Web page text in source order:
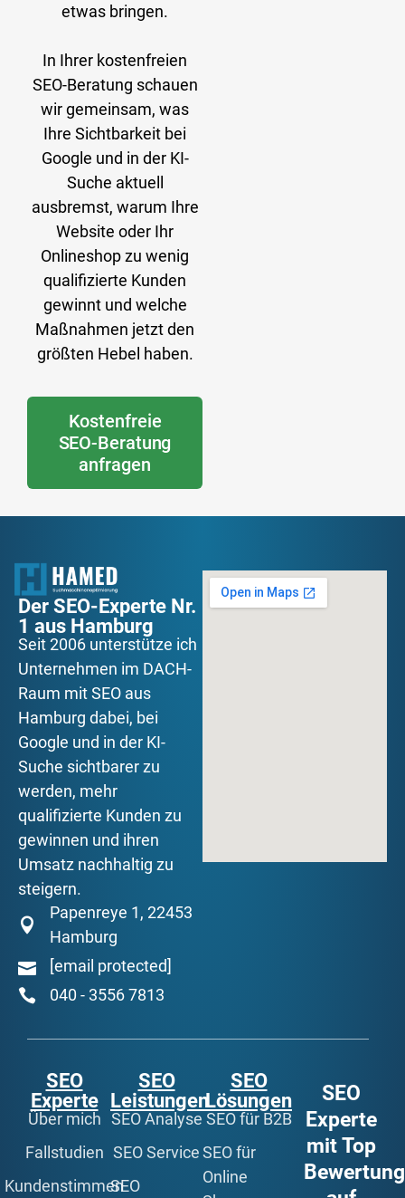
etwas bringen.
In Ihrer kostenfreien
SEO-Beratung schauen
wir gemeinsam, was
Ihre Sichtbarkeit bei
Google und in der KI-
Suche aktuell
ausbremst, warum Ihre
Website oder Ihr
Onlineshop zu wenig
qualifizierte Kunden
gewinnt und welche
Maßnahmen jetzt den
größten Hebel haben.
Kostenfreie
SEO-Beratung
anfragen
Der SEO-Experte Nr.
1 aus Hamburg
Seit 2006 unterstütze ich
Unternehmen im DACH-
Raum mit SEO aus
Hamburg dabei, bei
Google und in der KI-
Suche sichtbarer zu
werden, mehr
qualifizierte Kunden zu
gewinnen und ihren
Umsatz nachhaltig zu
steigern.
Papenreye 1, 22453
Hamburg
[email protected]
040 - 3556 7813
SEO
Experte
Über mich
Fallstudien
Kundenstimmen
SEO
Leistungen
SEO Analyse
SEO Service
SEO
SEO
Lösungen
SEO für B2B
SEO für
Online
SEO
Experte
mit Top